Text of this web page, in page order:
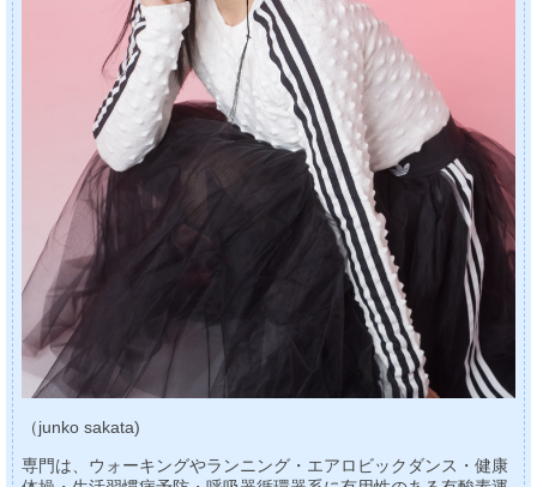
（junko sakata)
専門は、ウォーキングやランニング・エアロビックダンス・健康